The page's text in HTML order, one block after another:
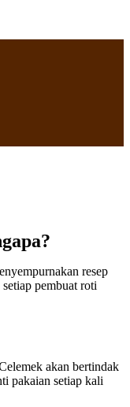
resep
pembuat roti
akan bertindak
pakaian setiap kali